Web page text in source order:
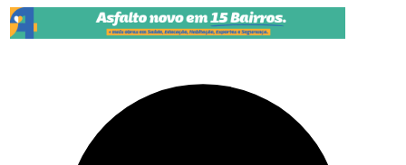
Pular para o conteúdo